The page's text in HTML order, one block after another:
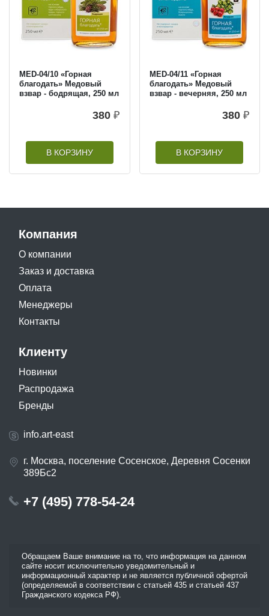
MED-04/10 «Горная
благодать» Медовый
взвар - бодрящая, 250 мл
380 ₽
В КОРЗИНУ
MED-04/11 «Горная
благодать» Медовый
взвар - вечерняя, 250 мл
380 ₽
В КОРЗИНУ
Компания
О компании
Заказ и доставка
Оплата
Менеджеры
Контакты
Клиенту
Новинки
Распродажа
Бренды
info.art-east
г. Москва, поселение Сосенское, Деревня Сосенки
389Бс2
+7 (495) 778-54-24
Обращаем Ваше внимание на то, что информация на данном
сайте носит исключительно уведомительный и
информационный характер и не является публичной офертой
(определяемой в соответствии с статьей 435 и статьей 437
Гражданского кодекса РФ).